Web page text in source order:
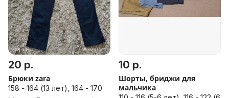
20 р.
Брюки zara
158 - 164 (13 лет), 164 - 170
10 р.
Шорты, бриджи для
мальчика